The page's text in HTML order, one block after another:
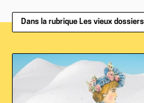
Dans la rubrique Les vieux dossiers